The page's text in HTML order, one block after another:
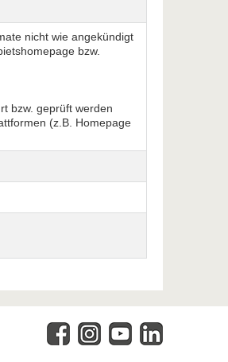
nicht wie angekündigt
bzw.
bzw. geprüft werden
(z.B. Homepage